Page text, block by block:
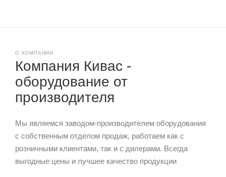
Компания Кивас -
оборудование от
производителя
Мы являемся заводом-производителем оборудования
с собственным отделом продаж, работаем как с
розничными клиентами, так и с дилерами. Всегда
выгодные цены и лучшее качество продукции
О КОМПАНИИ